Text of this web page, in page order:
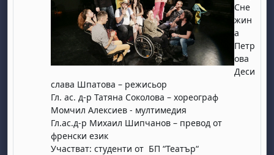
Сне
жин
а
Петр
ова
Деси
слава Шпатова – режисьор
Гл. ас. д-р Татяна Соколова – хореограф
Момчил Алексиев - мултимедия
Гл.ас.д-р Михаил Шипчанов – превод от
френски език
Участват: студенти от БП “Театър“